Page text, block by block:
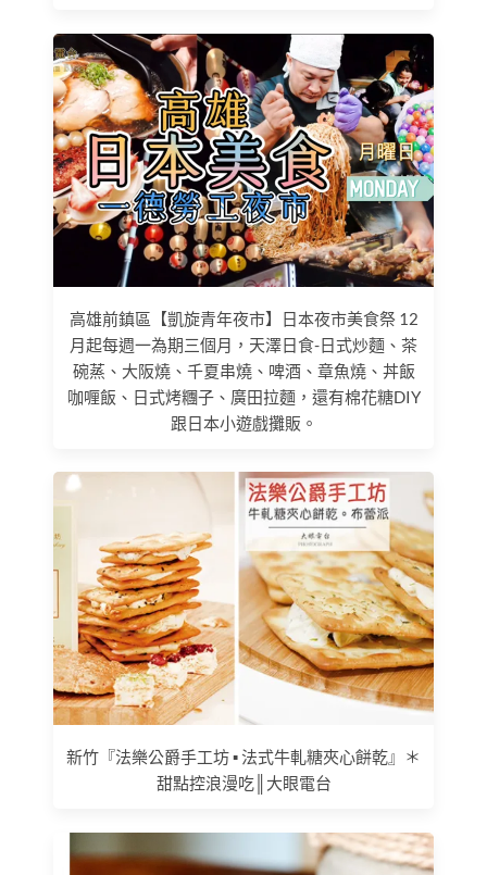
高雄前鎮區【凱旋青年夜市】日本夜市美食祭 12
月起每週一為期三個月，天澤日食-日式炒麵、茶
碗蒸、大阪燒、千夏串燒、啤酒、章魚燒、丼飯
咖喱飯、日式烤糰子、廣田拉麵，還有棉花糖DIY
跟日本小遊戲攤販。
新竹『法樂公爵手工坊 ▪ 法式牛軋糖夾心餅乾』＊
甜點控浪漫吃║大眼電台